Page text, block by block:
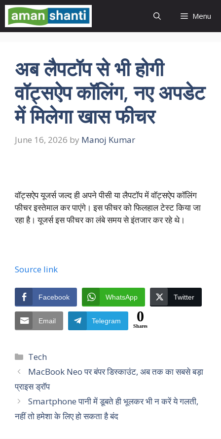
Skip
content
Menu
अब लैपटॉप से भी होगी
वॉट्सऐप कॉलिंग, नए अपडेट
में मिलेगा खास फीचर
June 16, 2026 by Manoj Kumar
वॉट्सऐप यूजर्स जल्द ही अपने पीसी या लैपटॉप में वॉट्सऐप कॉलिंग
फीचर इस्तेमाल कर पाएंगे। इस फीचर को फिलहाल टेस्ट किया जा
रहा है। यूजर्स इस फीचर का लंबे समय से इंतजार कर रहे थे।
Source link
Facebook WhatsApp Twitter
Email Telegram 0
Shares
Categories
Tech
MacBook Neo पर बंपर डिस्काउंट, अब तक का सबसे बड़ा
प्राइस ड्रॉप
Smartphone पानी में डूबते ही भूलकर भी न करें ये गलती,
नहीं तो हमेशा के लिए हो सकता है बंद